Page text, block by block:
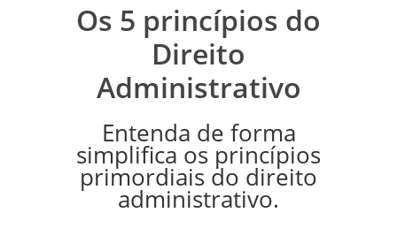
Os 5 princípios do
Direito
Administrativo
Entenda de forma
simplifica os princípios
primordiais do direito
administrativo.